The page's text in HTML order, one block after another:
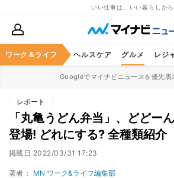
いい仕事は、いい暮らしから
ワーク＆ライフ
マネー 暮らし ヘルスケア グルメ レジ
Googleでマイナビニュースを優先表
レポート
「丸亀うどん弁当」、どどー
登場! どれにする? 全種類紹介
掲載日 2022/03/31 17:23
著者： MN ワーク&ライフ編集部